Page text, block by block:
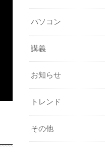
パソコン
講義
お知らせ
トレンド
その他